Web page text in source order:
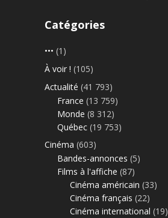
Catégories
••• (1)
À voir ! (105)
Actualité (41 793)
France (13 759)
Monde (8 312)
Québec (19 753)
Cinéma (603)
Bandes-annonces (5)
Films à l'affiche (87)
Cinéma américain (33)
Cinéma français (22)
Cinéma international (19)